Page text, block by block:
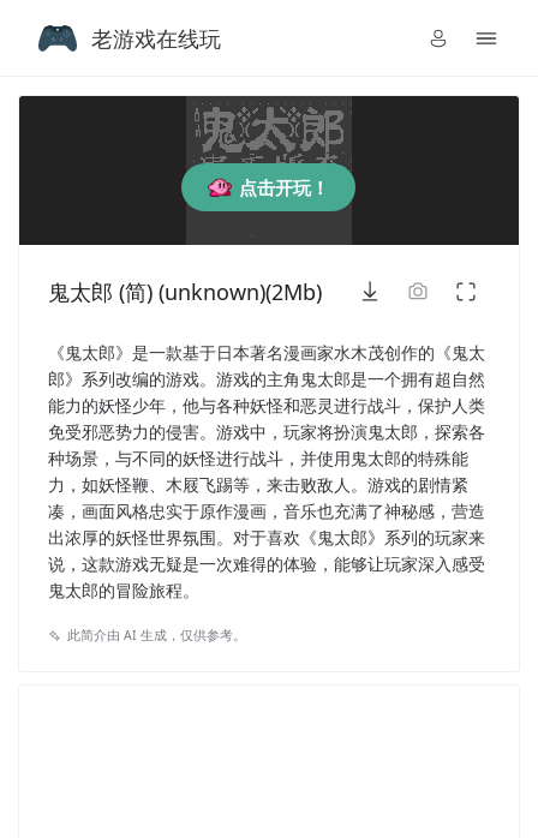
点击开玩！
鬼太郎 (简) (unknown)(2Mb)
《鬼太郎》是一款基于日本著名漫画家水木茂创作的《鬼太
郎》系列改编的游戏。游戏的主角鬼太郎是一个拥有超自然
能力的妖怪少年，他与各种妖怪和恶灵进行战斗，保护人类
免受邪恶势力的侵害。游戏中，玩家将扮演鬼太郎，探索各
种场景，与不同的妖怪进行战斗，并使用鬼太郎的特殊能
力，如妖怪鞭、木屐飞踢等，来击败敌人。游戏的剧情紧
凑，画面风格忠实于原作漫画，音乐也充满了神秘感，营造
出浓厚的妖怪世界氛围。对于喜欢《鬼太郎》系列的玩家来
说，这款游戏无疑是一次难得的体验，能够让玩家深入感受
鬼太郎的冒险旅程。
此简介由 AI 生成，仅供参考。
老游戏在线玩